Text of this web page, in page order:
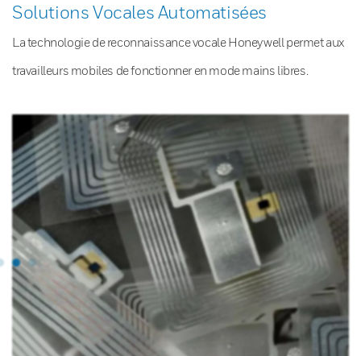
Solutions Vocales Automatisées
La technologie de reconnaissance vocale Honeywell permet aux
travailleurs mobiles de fonctionner en mode mains libres.